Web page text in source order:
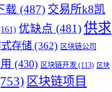
载 (487) 交易所k8凯
优缺点 (481)供求
存储 (362) 区块链公司
(430) 区块链开发 (113) 区块
区块链项目